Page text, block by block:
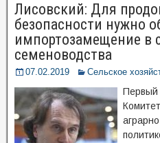
Лисовский: Для
безопасности нужно
импортозамещение в
семеноводства
07.02.2019 Сельское
Первый